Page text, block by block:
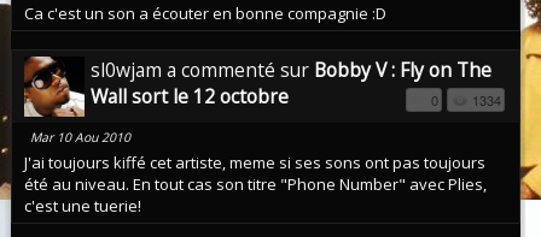
Ca c'est un son a écouter en bonne compagnie :D
sl0wjam a commenté sur Bobby V : Fly on The
Wall sort le 12 octobre
0 1334
Mar 10 Aou 2010
J'ai toujours kiffé cet artiste, meme si ses sons ont pas toujours
été au niveau. En tout cas son titre "Phone Number" avec Plies,
c'est une tuerie!